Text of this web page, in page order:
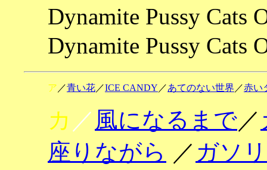
Dynamite Pussy Cats
Dynamite Pussy Cats
ア ／青い花／ICE CANDY ／あてのない世界 ／赤い
カ ／ 風になるまで／
座りながら ／ ガソ